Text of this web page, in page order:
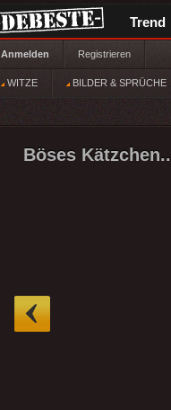
Trend
Anmelden Registrieren
WITZE BILDER & SPRÜCHE
Böses Kätzchen..